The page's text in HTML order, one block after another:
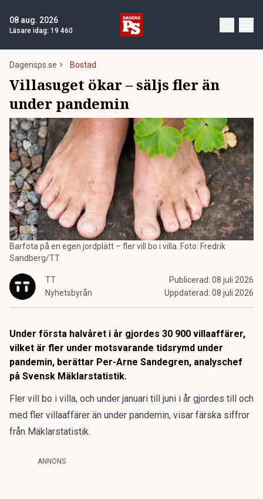
08 aug. 2026
Läsare idag: 19 460
Dagensps.se Bostad
Villasuget ökar – säljs fler än
under pandemin
Barfota på en egen jordplätt – fler vill bo i villa. Foto: Fredrik
Sandberg/TT
TT
Nyhetsbyrån
Publicerad: 08 juli 2026
Uppdaterad: 08 juli 2026
Under första halvåret i år gjordes 30 900 villaaffärer,
vilket är fler under motsvarande tidsrymd under
pandemin, berättar Per-Arne Sandegren, analyschef
på Svensk Mäklarstatistik.
Fler vill bo i villa, och under januari till juni i år gjordes till och
med fler villaaffärer än under pandemin, visar färska siffror
från Mäklarstatistik.
ANNONS